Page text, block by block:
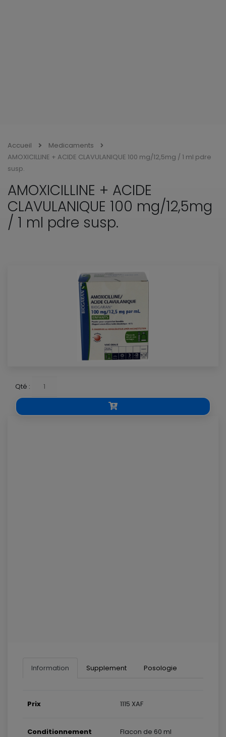
Accueil
Medicaments
AMOXICILLINE + ACIDE CLAVULANIQUE 100 mg/12,5mg / 1 ml pdre
susp.
AMOXICILLINE + ACIDE
CLAVULANIQUE 100 mg/12,5mg
/ 1 ml pdre susp.
Qté :
Information Supplement Posologie
Prix 1115 XAF
Conditionnement Flacon de 60 ml